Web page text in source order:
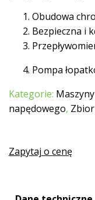
Obudowa
Bezpieczna i
Pompa
Kategorie:
napędowego,
Zapytaj o cenę